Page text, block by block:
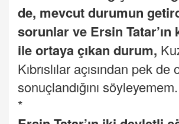
de, mevcut durumun
sorunlar ve Ersin Tatar’ın
ile ortaya çıkan durum,
Kıbrıslılar açısından pek de
sonuçlandığını söyleyemem.
*